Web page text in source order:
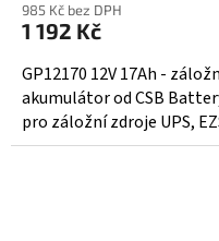
produktu
je
5,0
z
5
hvězdiček.
985 Kč bez DPH
1 192 Kč
GP12170 12V 17Ah -
akumulátor od CSB
pro záložní zdroje UPS,